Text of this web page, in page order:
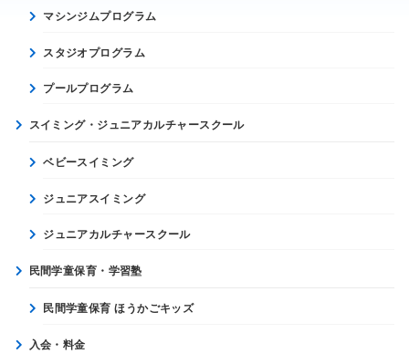
マシンジムプログラム
スタジオプログラム
プールプログラム
スイミング・ジュニアカルチャースクール
ベビースイミング
ジュニアスイミング
ジュニアカルチャースクール
民間学童保育・学習塾
民間学童保育 ほうかごキッズ
入会・料金